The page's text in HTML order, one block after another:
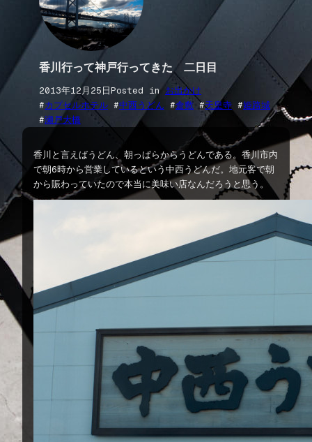
香川行って神戸行ってきた 二日目
2013年12月25日 Posted in お出かけ
#カプセルホテル #中西うどん #倉敷 #天皇寺 #姫路城
#瀬戸大橋
香川と言えばうどん、朝っぱらからうどんである。香川市内
で朝6時から営業しているという中西うどんだ。地元客で朝
から賑わっていたので本当に美味い店なんだろうと思う。